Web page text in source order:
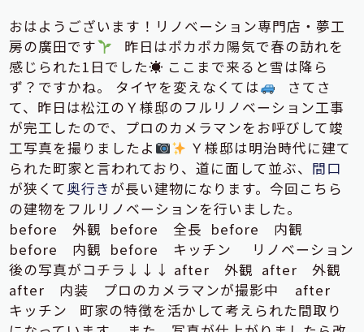
おはようございます！リノベーション専門店・夢工
房の廣田です
昨日はポカポカ陽気で春の訪れを
感じられた1日でした☀ ここまで来ると雪は降ら
ず？ですかね。 タイヤを変えなくては
さてさ
て、昨日は松江のＹ様邸のフルリノベーション工事
が完工したので、プロのカメラマンをお呼びして竣
工写真を撮りましたよ
Ｙ様邸は明治時代に建て
られた町家と言われており、道に面して並ぶ、 間口
が狭くて奥行き が長い建物になります。今回こちら
の建物をフルリノベーションを行いました。
before 外観 before 全長 before 内観
before 内観 before キッチン リノベーション
後の写真がコチラ↓↓↓ after 外観 after 外観
after 内装 プロのカメラマンが撮影中
after
キッチン 町家の特徴を活かして考えられた間取り